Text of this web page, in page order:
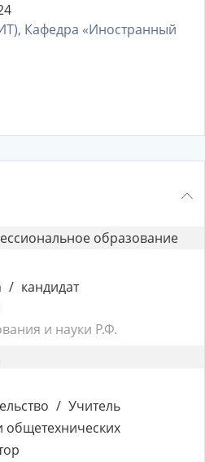
Кафедра «Иностранный
образование
кандидат
и науки Р.Ф.
Учитель
общетехнических